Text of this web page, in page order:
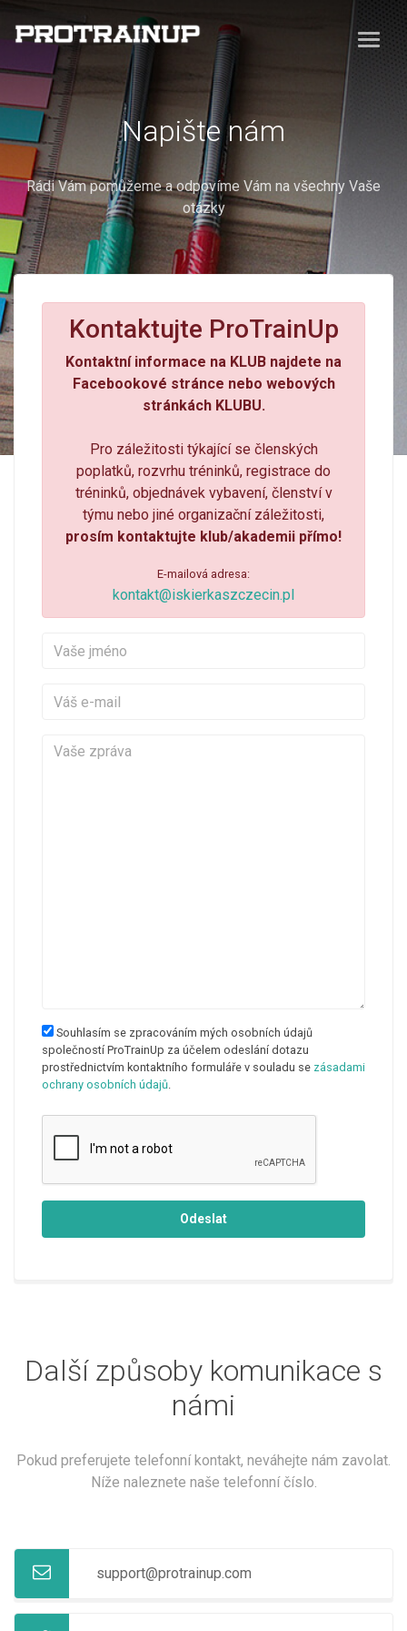
Napište nám
Rádi Vám pomůžeme a odpovíme Vám na všechny Vaše
otázky
Kontaktujte ProTrainUp
Kontaktní informace na KLUB najdete na
Facebookové stránce nebo webových
stránkách KLUBU.
Pro záležitosti týkající se členských
poplatků, rozvrhu tréninků, registrace do
tréninků, objednávek vybavení, členství v
týmu nebo jiné organizační záležitosti,
prosím kontaktujte klub/akademii přímo!
E-mailová adresa:
kontakt@iskierkaszczecin.pl
Souhlasím se zpracováním mých osobních údajů
společností ProTrainUp za účelem odeslání dotazu
prostřednictvím kontaktního formuláře v souladu se zásadami
ochrany osobních údajů.
Odeslat
Další způsoby komunikace s
námi
Pokud preferujete telefonní kontakt, neváhejte nám zavolat.
Níže naleznete naše telefonní číslo.
support@protrainup.com